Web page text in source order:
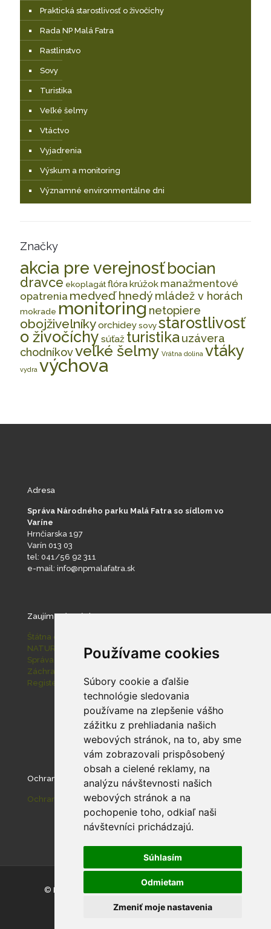
Používame cookies
Súbory cookie a ďalšie
technológie sledovania
používame na zlepšenie vášho
zážitku z prehliadania našich
webových stránok, na to, aby sme
vám zobrazovali prispôsobený
obsah a cielené reklamy, na
analýzu návštevnosti našich
webových stránok a na
pochopenie toho, odkiaľ naši
návštevníci prichádzajú.
Súhlasím
Odmietam
Zmeniť moje nastavenia
Praktická starostlivosť o živočíchy
Rada NP Malá Fatra
Rastlinstvo
Sovy
Turistika
Veľké šelmy
Vtáctvo
Vyjadrenia
Výskum a monitoring
Významné environmentálne dni
Značky
akcia pre verejnosťbocian
dravce ekoplagátflórakrúžok manažmentové
opatrenia medveď hnedýmládež v horách
mokrade monitoring netopiere
obojživelníkyorchideysovystarostlivosť
o živočíchy súťaž turistikauzávera
chodníkovveľké šelmy Vrátna dolina vtáky
vydra výchova
Adresa
Správa Národného parku Malá Fatra so sídlom vo
Varíne
Hrnčiarska 197
Varín 013 03
tel: 041/56 92 311
e-mail: info@npmalafatra.sk
Zaujímavé stránky
Štátna ochrana prírody SR
NATURA 2000
Správa slovenských jaskýň
Záchranná stanica pre zranené živočíchy Zázrivá
Register ponúkaného majetku štátu
Ochrana osobných údajov
Ochrana osobných údajov
© Národný park Malá Fatra |